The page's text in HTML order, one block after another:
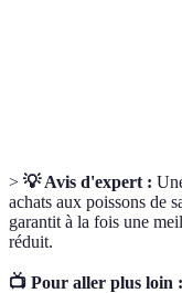
> 💡 Avis d'expert :
achats aux poissons de
garantit à la fois une
réduit.
📺 Pour aller plus loin :